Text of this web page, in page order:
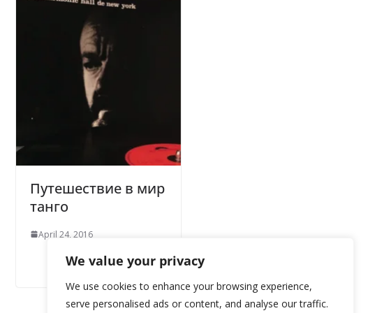
We value your privacy
We use cookies to enhance your browsing experience,
serve personalised ads or content, and analyse our traffic.
Путешествие в мир
танго
April 24, 2016